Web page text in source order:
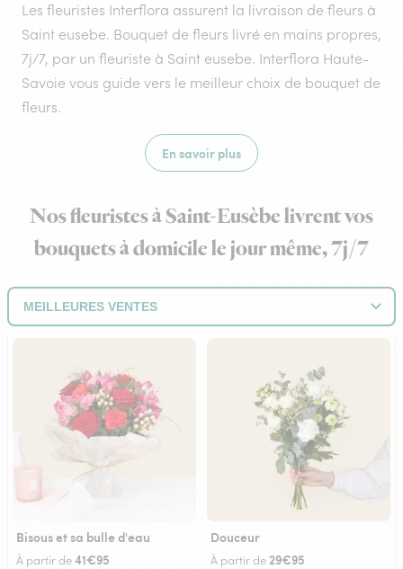
Les fleuristes Interflora assurent la livraison de fleurs à
Saint eusebe. Bouquet de fleurs livré en mains propres,
7j/7, par un fleuriste à Saint eusebe. Interflora Haute-
Savoie vous guide vers le meilleur choix de bouquet de
fleurs.
En savoir plus
Nos fleuristes à Saint-Eusèbe livrent vos
bouquets à domicile le jour même, 7j/7
Bisous et sa bulle d'eau
À partir de41€95
Douceur
À partir de29€95